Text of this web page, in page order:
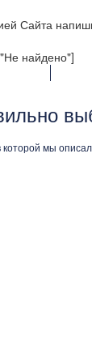
Сайта
найдено"]
мы